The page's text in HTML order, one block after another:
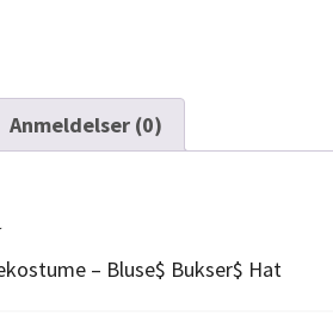
Anmeldelser (0)
– Bluse$ Bukser$ Hat